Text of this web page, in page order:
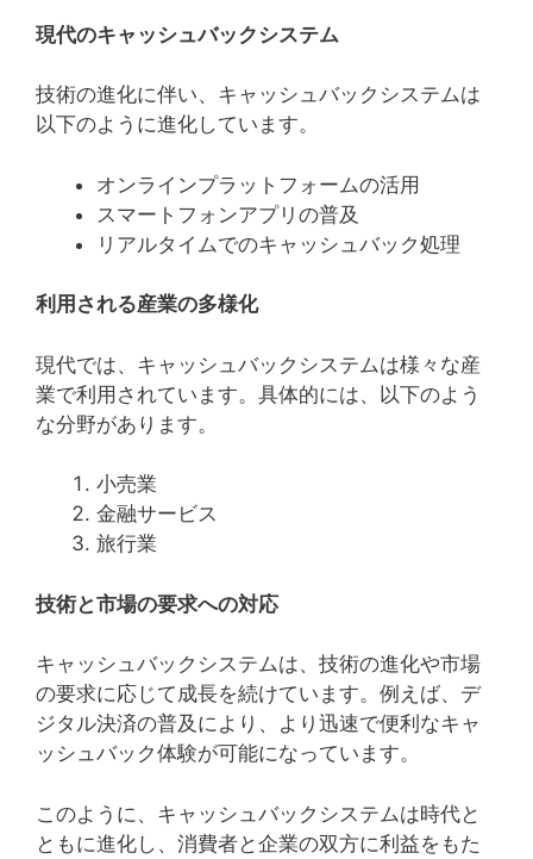
現代のキャッシュバックシステム
技術の進化に伴い、キャッシュバックシステムは
以下のように進化しています。
オンラインプラットフォームの活用
スマートフォンアプリの普及
リアルタイムでのキャッシュバック処理
利用される産業の多様化
現代では、キャッシュバックシステムは様々な産
業で利用されています。具体的には、以下のよう
な分野があります。
小売業
金融サービス
旅行業
技術と市場の要求への対応
キャッシュバックシステムは、技術の進化や市場
の要求に応じて成長を続けています。例えば、デ
ジタル決済の普及により、より迅速で便利なキャ
ッシュバック体験が可能になっています。
このように、キャッシュバックシステムは時代と
ともに進化し、消費者と企業の双方に利益をもた